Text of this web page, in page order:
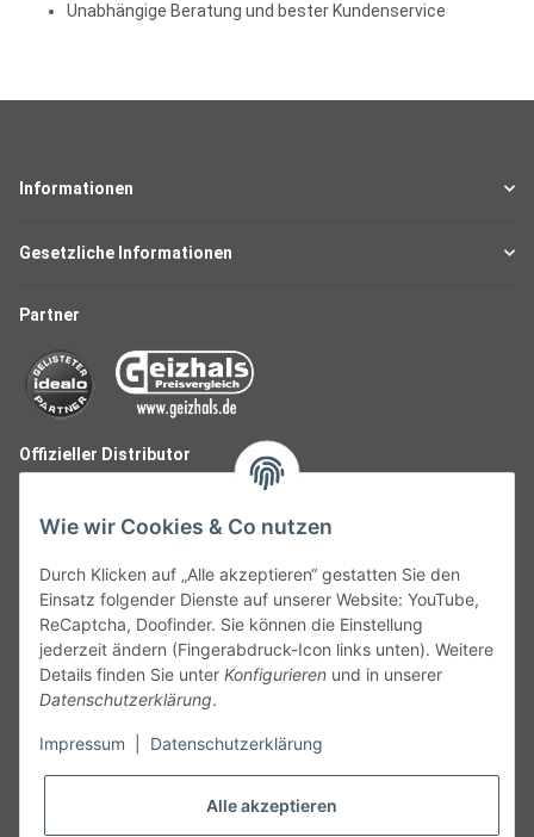
Unabhängige Beratung und bester Kundenservice
Informationen
Gesetzliche Informationen
Partner
Offizieller Distributor
Follow Us
Wie wir Cookies & Co nutzen
Durch Klicken auf „Alle akzeptieren“ gestatten Sie den
Einsatz folgender Dienste auf unserer Website: YouTube,
ReCaptcha, Doofinder. Sie können die Einstellung
jederzeit ändern (Fingerabdruck-Icon links unten). Weitere
Details finden Sie unter Konfigurieren und in unserer
Datenschutzerklärung.
Impressum Datenschutzerklärung
Alle akzeptieren